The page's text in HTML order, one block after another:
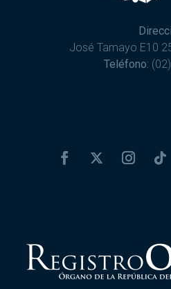
José Tamayo E10
Teléfono: